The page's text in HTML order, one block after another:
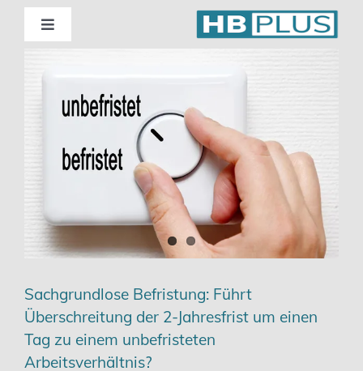
Skip
Toggle
Beratung
Wirtschaftsprüfung
Unternehmensberatung
Digitalisierung | Steuerberatung
Sachgrundlose Befristung: Führt
Überschreitung der 2-Jahresfrist um einen
Tag zu einem unbefristeten
Arbeitsverhältnis?